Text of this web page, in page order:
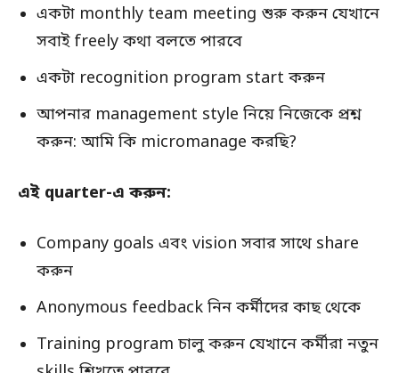
একটা monthly team meeting শুরু করুন যেখানে
সবাই freely কথা বলতে পারবে
একটা recognition program start করুন
আপনার management style নিয়ে নিজেকে প্রশ্ন
করুন: আমি কি micromanage করছি?
এই quarter-এ করুন:
Company goals এবং vision সবার সাথে share
করুন
Anonymous feedback নিন কর্মীদের কাছ থেকে
Training program চালু করুন যেখানে কর্মীরা নতুন